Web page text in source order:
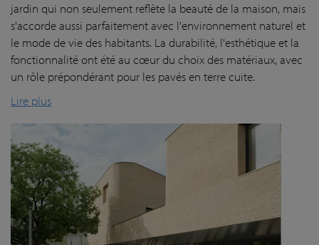
jardin qui non seulement reflète la beauté de la maison, mais
s'accorde aussi parfaitement avec l'environnement naturel et
le mode de vie des habitants. La durabilité, l'esthétique et la
fonctionnalité ont été au cœur du choix des matériaux, avec
un rôle prépondérant pour les pavés en terre cuite.
Lire plus